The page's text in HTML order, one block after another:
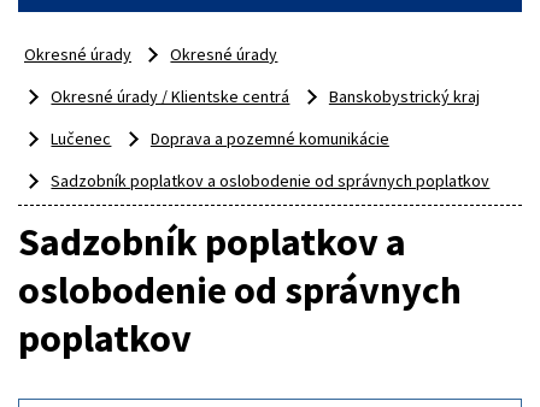
Okresné úrady
Okresné úrady
Okresné úrady / Klientske centrá
Banskobystrický kraj
Lučenec
Doprava a pozemné komunikácie
Sadzobník poplatkov a oslobodenie od správnych poplatkov
Sadzobník poplatkov a
oslobodenie od správnych
poplatkov